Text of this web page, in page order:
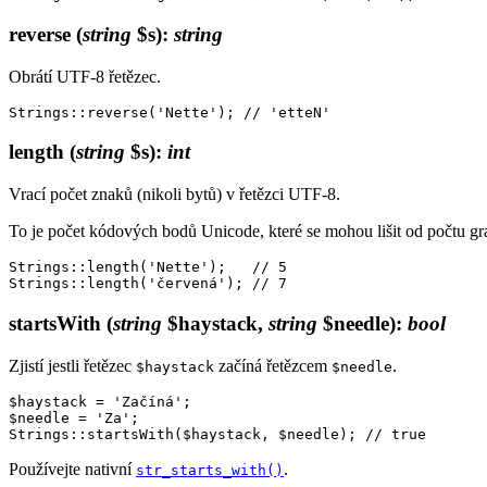
reverse (string $s): string
Obrátí UTF-8 řetězec.
length (string $s): int
Vrací počet znaků (nikoli bytů) v řetězci UTF-8.
To je počet kódových bodů Unicode, které se mohou lišit od počtu
Strings::length('Nette');   // 5
startsWith (string $haystack, string $needle): bool
Zjistí jestli řetězec $haystack začíná řetězcem $needle.
$haystack = 'Začíná';
$needle = 'Za';
Používejte nativní str_starts_with() .